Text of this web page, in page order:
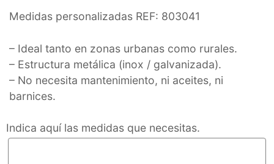
Medidas personalizadas REF: 803041
– Ideal tanto en zonas urbanas como rurales.
– Estructura metálica (inox / galvanizada).
– No necesita mantenimiento, ni aceites, ni
barnices.
Indica aquí las medidas que necesitas.